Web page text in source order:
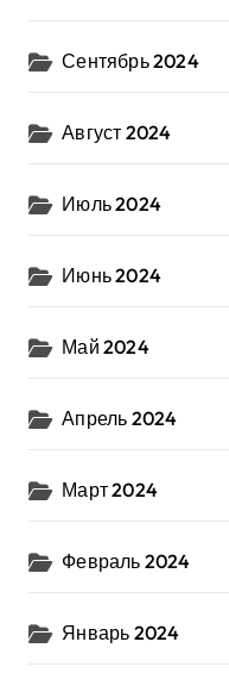
Сентябрь 2024
Август 2024
Июль 2024
Июнь 2024
Май 2024
Апрель 2024
Март 2024
Февраль 2024
Январь 2024